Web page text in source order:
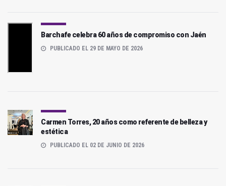
Barchafe celebra 60 años de compromiso con Jaén
PUBLICADO EL 29 DE MAYO DE 2026
Carmen Torres, 20 años como referente de belleza y
estética
PUBLICADO EL 02 DE JUNIO DE 2026